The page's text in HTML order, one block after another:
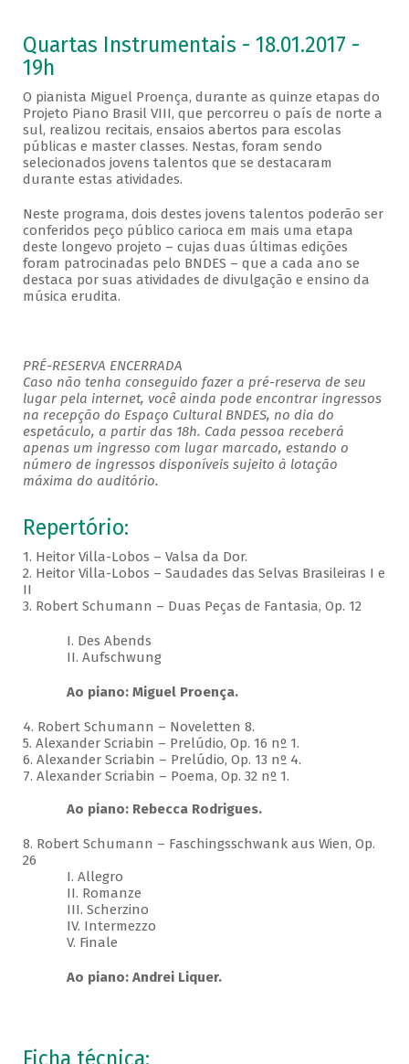
Quartas Instrumentais - 18.01.2017 -
19h
O pianista Miguel Proença, durante as quinze etapas do
Projeto Piano Brasil VIII, que percorreu o país de norte a
sul, realizou recitais, ensaios abertos para escolas
públicas e master classes. Nestas, foram sendo
selecionados jovens talentos que se destacaram
durante estas atividades.
Neste programa, dois destes jovens talentos poderão ser
conferidos peço público carioca em mais uma etapa
deste longevo projeto – cujas duas últimas edições
foram patrocinadas pelo BNDES – que a cada ano se
destaca por suas atividades de divulgação e ensino da
música erudita.
PRÉ-RESERVA ENCERRADA
Caso não tenha conseguido fazer a pré-reserva de seu
lugar pela internet, você ainda pode encontrar ingressos
na recepção do Espaço Cultural BNDES, no dia do
espetáculo, a partir das 18h. Cada pessoa receberá
apenas um ingresso com lugar marcado, estando o
número de ingressos disponíveis sujeito à lotação
máxima do auditório.
Repertório:
1. Heitor Villa-Lobos – Valsa da Dor.
2. Heitor Villa-Lobos – Saudades das Selvas Brasileiras I e
II
3. Robert Schumann – Duas Peças de Fantasia, Op. 12
I. Des Abends
II. Aufschwung
Ao piano: Miguel Proença.
4. Robert Schumann – Noveletten 8.
5. Alexander Scriabin – Prelúdio, Op. 16 nº 1.
6. Alexander Scriabin – Prelúdio, Op. 13 nº 4.
7. Alexander Scriabin – Poema, Op. 32 nº 1.
Ao piano: Rebecca Rodrigues.
8. Robert Schumann – Faschingsschwank aus Wien, Op.
26
I. Allegro
II. Romanze
III. Scherzino
IV. Intermezzo
V. Finale
Ao piano: Andrei Liquer.